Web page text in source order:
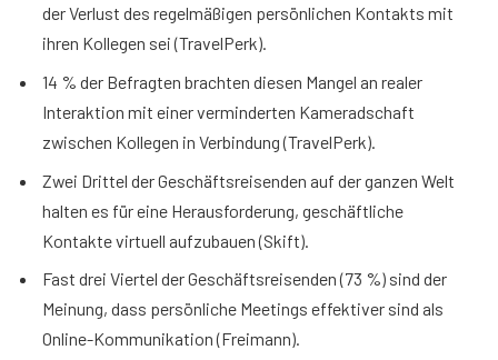
der Verlust des regelmäßigen persönlichen Kontakts mit
ihren Kollegen sei (TravelPerk).
14 % der Befragten brachten diesen Mangel an realer
Interaktion mit einer verminderten Kameradschaft
zwischen Kollegen in Verbindung (TravelPerk).
Zwei Drittel der Geschäftsreisenden auf der ganzen Welt
halten es für eine Herausforderung, geschäftliche
Kontakte virtuell aufzubauen (Skift).
Fast drei Viertel der Geschäftsreisenden (73 %) sind der
Meinung, dass persönliche Meetings effektiver sind als
Online-Kommunikation (Freimann).